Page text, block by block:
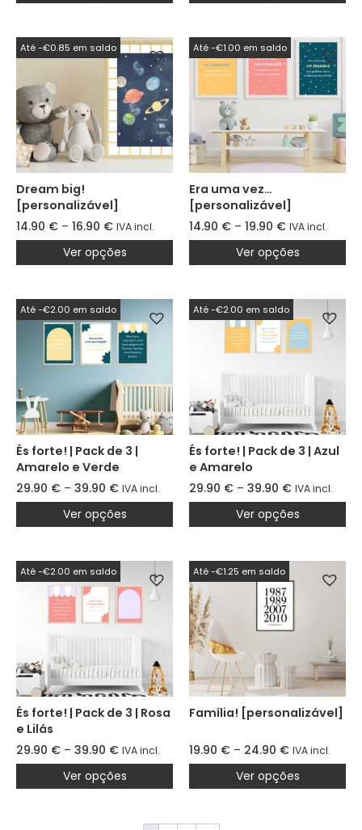
Dream big!
[personalizável]
14.90 € – 16.90 € IVA incl.
Até -€0.85 em saldo
Ver opções
Era uma vez…
[personalizável]
14.90 € – 19.90 € IVA incl.
Até -€1.00 em saldo
Ver opções
És forte! | Pack de 3 |
Amarelo e Verde
29.90 € – 39.90 € IVA incl.
Até -€2.00 em saldo
Ver opções
És forte! | Pack de 3 | Azul
e Amarelo
29.90 € – 39.90 € IVA incl.
Até -€2.00 em saldo
Ver opções
És forte! | Pack de 3 | Rosa
e Lilás
29.90 € – 39.90 € IVA incl.
Até -€2.00 em saldo
Ver opções
Família! [personalizável]
19.90 € – 24.90 € IVA incl.
Até -€1.25 em saldo
Ver opções